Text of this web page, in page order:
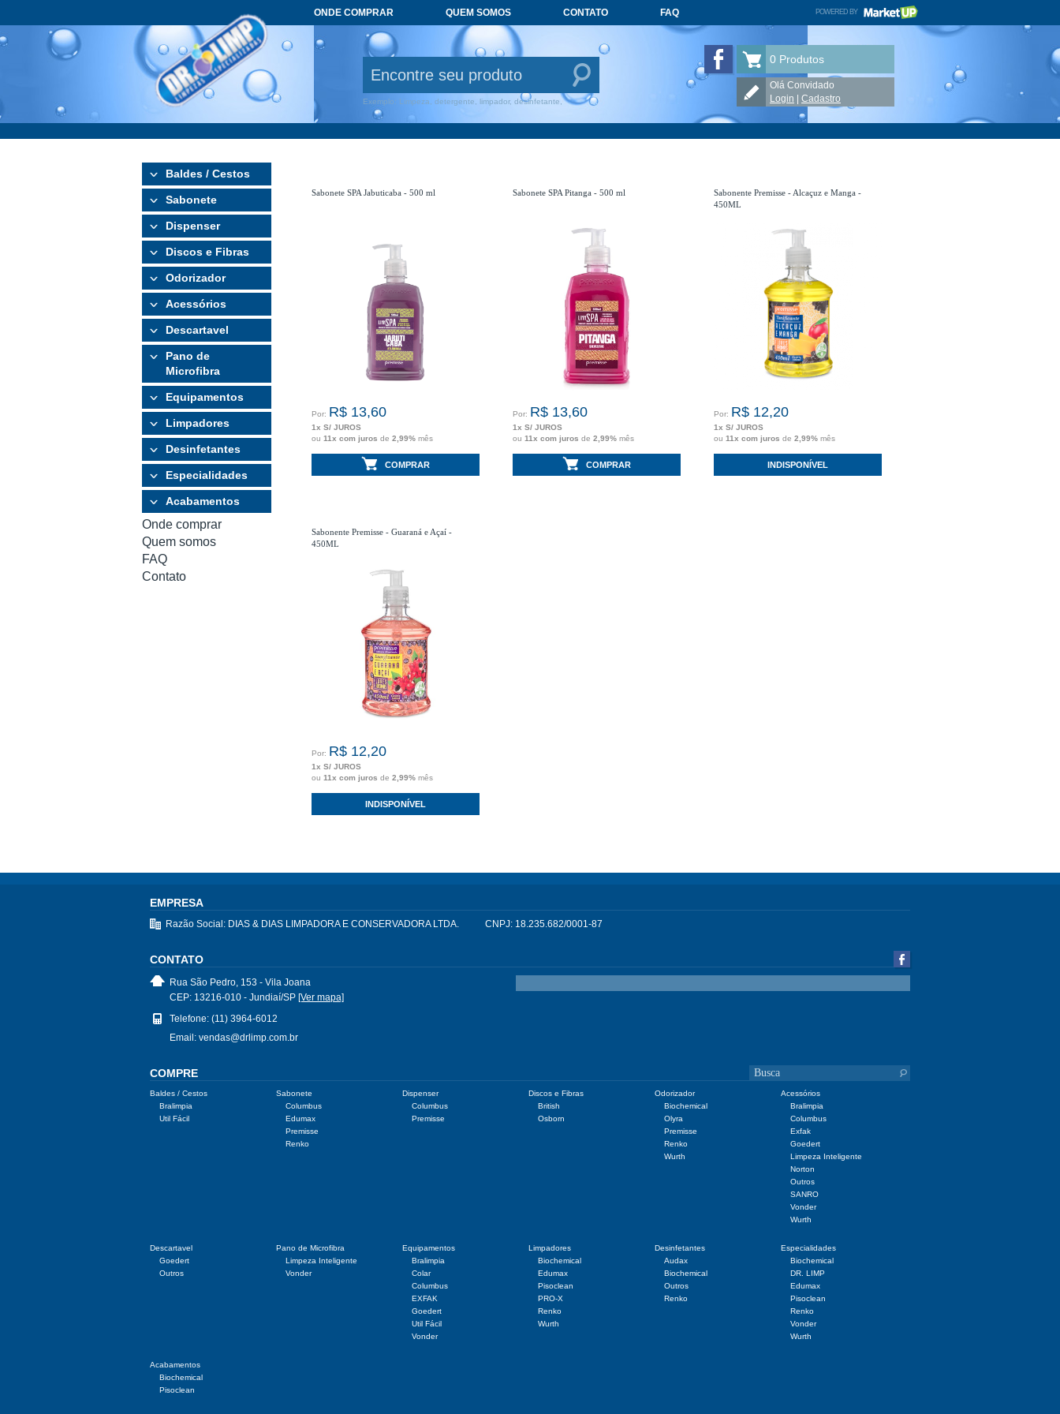
ONDE COMPRAR QUEM SOMOS CONTATO FAQ POWERED BY
Exemplo: Limpeza, detergente, limpador, desinfetante,
DR. LIMP no Facebook
0 Produtos
Olá Convidado
Login
Cadastro
Baldes / Cestos
Sabonete
Dispenser
Discos e Fibras
Odorizador
Acessórios
Descartavel
Pano de
Microfibra
Equipamentos
Limpadores
Desinfetantes
Especialidades
Acabamentos
Onde comprar
Quem somos
FAQ
Contato
Sabonete SPA Jabuticaba - 500 ml
Por: R$ 13,60
1x S/ JUROS
ou 11x com juros de 2,99% mês
COMPRAR
Sabonete SPA Pitanga - 500 ml
Por: R$ 13,60
1x S/ JUROS
ou 11x com juros de 2,99% mês
COMPRAR
Sabonente Premisse - Alcaçuz e Manga -
450ML
Por: R$ 12,20
1x S/ JUROS
ou 11x com juros de 2,99% mês
INDISPONÍVEL
Sabonente Premisse - Guaraná e Açaí -
450ML
Por: R$ 12,20
1x S/ JUROS
ou 11x com juros de 2,99% mês
INDISPONÍVEL
EMPRESA
Razão Social: DIAS & DIAS LIMPADORA E CONSERVADORA LTDA. CNPJ: 18.235.682/0001-87
CONTATO
Rua São Pedro, 153 - Vila Joana
CEP: 13216-010 - Jundiaí/SP [Ver mapa]
Telefone: (11) 3964-6012
Email: vendas@drlimp.com.br
COMPRE
Baldes / Cestos
Bralimpia
Util Fácil
Sabonete
Columbus
Edumax
Premisse
Renko
Dispenser
Columbus
Premisse
Discos e Fibras
British
Osborn
Odorizador
Biochemical
Olyra
Premisse
Renko
Wurth
Acessórios
Bralimpia
Columbus
Exfak
Goedert
Limpeza Inteligente
Norton
Outros
SANRO
Vonder
Wurth
Descartavel
Goedert
Outros
Pano de Microfibra
Limpeza Inteligente
Vonder
Equipamentos
Bralimpia
Colar
Columbus
EXFAK
Goedert
Util Fácil
Vonder
Limpadores
Biochemical
Edumax
Pisoclean
PRO-X
Renko
Wurth
Desinfetantes
Audax
Biochemical
Outros
Renko
Especialidades
Biochemical
DR. LIMP
Edumax
Pisoclean
Renko
Vonder
Wurth
Acabamentos
Biochemical
Pisoclean